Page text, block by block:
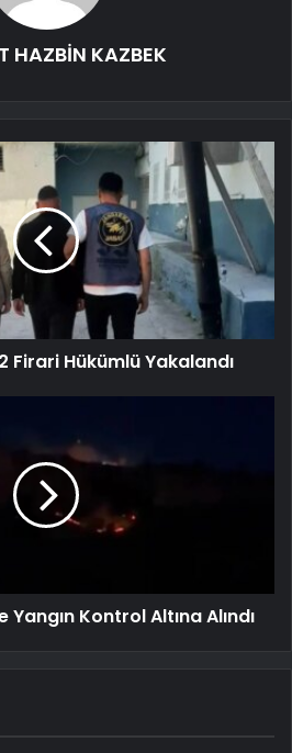
HAZBİN KAZBEK
Hükümlü Yakalandı
Kontrol Altına Alındı